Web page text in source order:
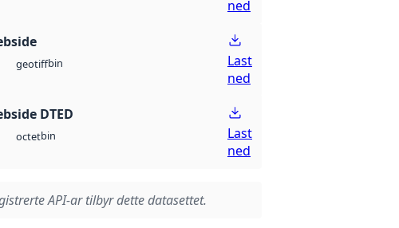
ned
geotiffbin
Last
ned
DTED
octetbin
Last
ned
API-ar tilbyr dette datasettet.